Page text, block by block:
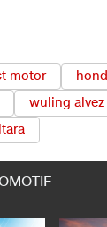
motor
wuling alvez